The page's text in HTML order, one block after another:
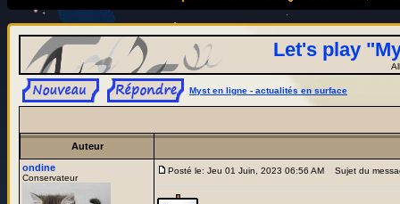
Let's play
Myst en ligne - actualités en surface
Auteur
ondine
Conservateur
Posté le: Jeu 01 Juin, 2023 06:56 AM Sujet du